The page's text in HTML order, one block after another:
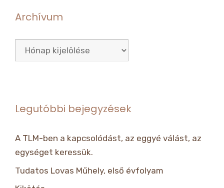
Archívum
Archívum
Legutóbbi bejegyzések
A TLM-ben a kapcsolódást, az eggyé válást, az
egységet keressük.
Tudatos Lovas Műhely, első évfolyam